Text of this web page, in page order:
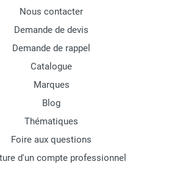
Nous contacter
Demande de devis
Demande de rappel
Catalogue
Marques
Blog
Thématiques
Foire aux questions
d'un compte professionnel